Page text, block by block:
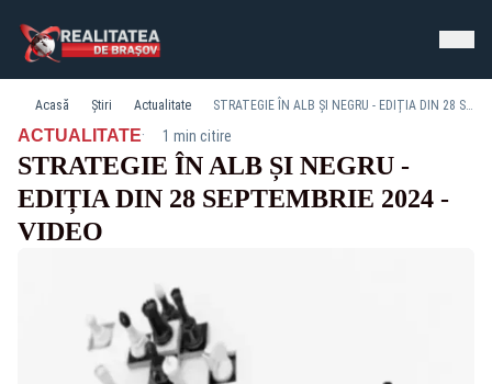
Acasă Știri Actualitate STRATEGIE ÎN ALB ȘI NEGRU - EDIȚIA DIN 28 SEPTEMBRIE 2024 - VIDEO
ACTUALITATE· 1 min citire
STRATEGIE ÎN ALB ȘI NEGRU -
EDIȚIA DIN 28 SEPTEMBRIE 2024 -
VIDEO